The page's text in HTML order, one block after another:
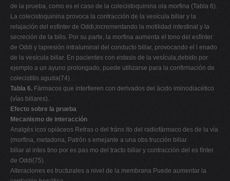
de la prueba, como es el caso de la colecistoquinina ola morfina (Tabla 6).
La colecistoquinina provoca la contracción de la vesícula biliar y la
relajación del esfínter de Oddi,incrementando la motilidad intestinal y la
secreción de la bilis. Por su parte, la morfina aumenta el tono del esfínter
de Oddi y lapresión intraluminal del conducto biliar, provocando el l enado
de la vesícula biliar. En pacientes con estasis de la vesícula,debido por
ejemplo a un ayuno prolongado, puede utilizarse para la confirmación de
colecistitis aguda(74) .
Tabla 6. Fármacos que interfieren con derivados del ácido iminodiacético
(vías biliares).
Efecto sobre la prueba
Mecanismo de interacción
Analgés icos opiáceos Retras o del tráns ito del radiofármaco des de la vía
(morfina, metadona, Patrón s emejante a una obs trucción biliar.
biliar al intes tino por es pas mo del tracto biliar y contracción del es fínter
de Oddi(75).
Alteraciones es tructurales a nivel de la membrana Puede aumentar la